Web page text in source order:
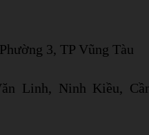
3, TP Vũng Tàu
Linh, Ninh Kiều,